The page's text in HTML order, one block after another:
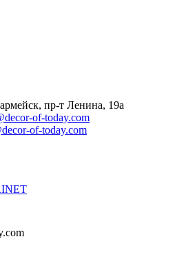
пр-т Ленина, 19а
of-today.com
of-today.com